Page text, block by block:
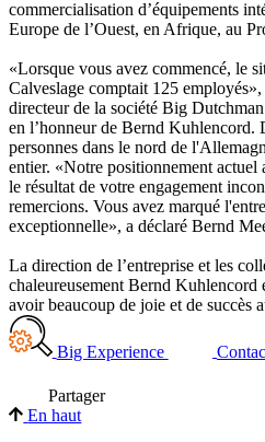
commercialisation d’équipements
Europe de l’Ouest, en Afrique, au
«Lorsque vous avez commencé, le
Calveslage comptait 125 employés»
directeur de la société Big
en l’honneur de Bernd Kuhlencord.
personnes dans le nord de
entier. «Notre positionnement actuel
le résultat de votre engagement
remercions. Vous avez marqué
exceptionnelle», a déclaré Bernd
La direction de l’entreprise et les
chaleureusement Bernd Kuhlencord
avoir beaucoup de joie et de succès
Big Experience
Partager
En haut